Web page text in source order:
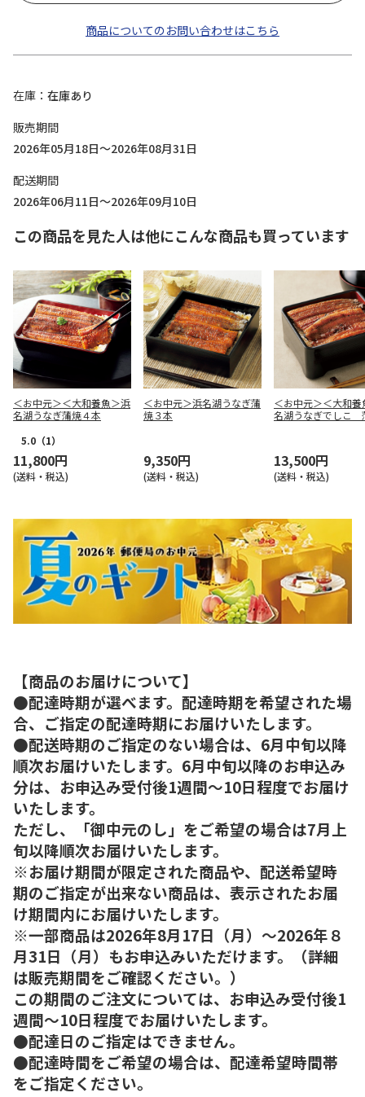
商品についてのお問い合わせはこちら
在庫
在庫あり
販売期間
2026年05月18日～2026年08月31日
配送期間
2026年06月11日～2026年09月10日
この商品を見た人は他にこんな商品も買っています
＜お中元＞＜大和養魚＞浜
名湖うなぎ蒲焼４本
5.0 （1）
11,800円
(送料・税込)
＜お中元＞浜名湖うなぎ蒲
焼３本
9,350円
(送料・税込)
＜お中元＞＜大和養
名湖うなぎでしこ
13,500円
(送料・税込)
【商品のお届けについて】
●配達時期が選べます。配達時期を希望された場
合、ご指定の配達時期にお届けいたします。
●配送時期のご指定のない場合は、6月中旬以降
順次お届けいたします。6月中旬以降のお申込み
分は、お申込み受付後1週間～10日程度でお届け
いたします。
ただし、「御中元のし」をご希望の場合は7月上
旬以降順次お届けいたします。
※お届け期間が限定された商品や、配送希望時
期のご指定が出来ない商品は、表示されたお届
け期間内にお届けいたします。
※一部商品は2026年8月17日（月）～2026年８
月31日（月）もお申込みいただけます。（詳細
は販売期間をご確認ください。）
この期間のご注文については、お申込み受付後1
週間～10日程度でお届けいたします。
●配達日のご指定はできません。
●配達時間をご希望の場合は、配達希望時間帯
をご指定ください。